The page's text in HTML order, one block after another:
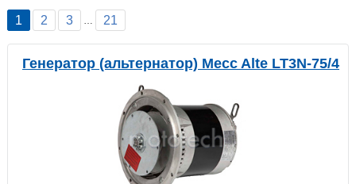
1 2 3 … 21
Генератор (альтернатор) Mecc Alte LT3N-75/4